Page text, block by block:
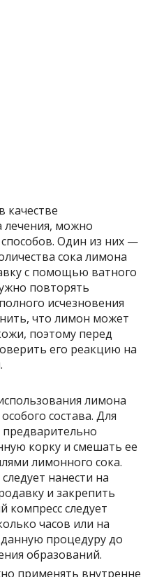
качестве
лечения, можно
Один из них —
сока лимона
с помощью ватного
повторять
исчезновения
что лимон может
поэтому перед
его реакцию на
лимона
состава. Для
корку и смешать ее
лимонного сока.
нанести на
и закрепить
компресс следует
часов или на
процедуру до
образований.
применять внутренне